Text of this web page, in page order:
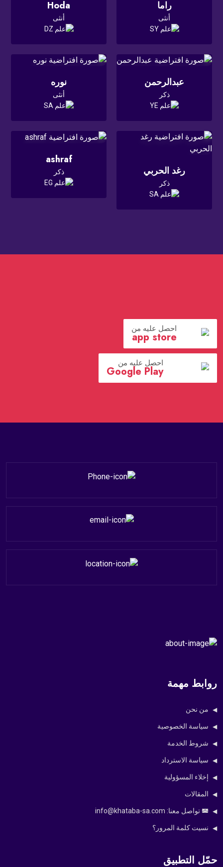
Hoda
أنثى
راما
أنثى
نوره
أنثى
عبدالرحمن
ذكر
ashraf
ذكر رغد الحربي
ذكر
احصل عليه من
app store
احصل عليه من
Google Play
روابط مهمة
من نحن
سياسة الخصوصية
شروط الخدمة
سياسة الاسترداد
إخلاء المسؤولية
المقالات
تواصل معنا: info@khataba-sa.com
نسيت كلمة المرور؟
حمّل التطبيق